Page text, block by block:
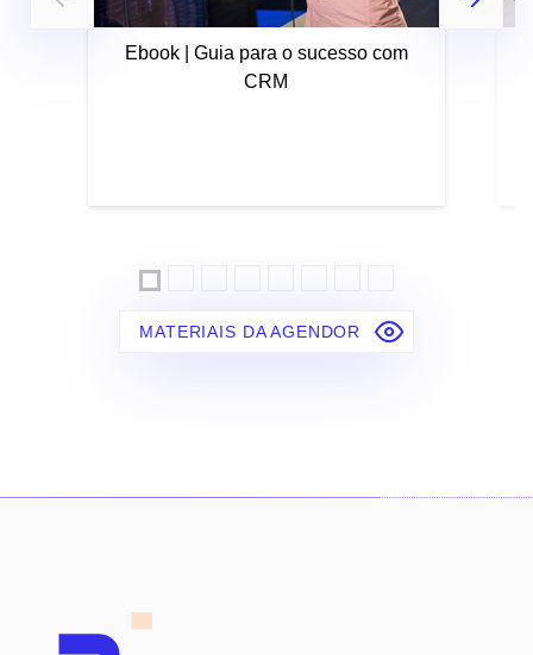
Ebook | Guia para o sucesso com
CRM
MATERIAIS DA AGENDOR